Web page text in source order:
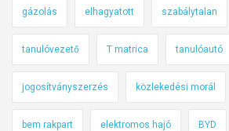
gázolás elhagyatott szabálytalan
tanulóvezető T matrica tanulóautó
jogosítványszerzés közlekedési morál
bem rakpart elektromos hajó BYD